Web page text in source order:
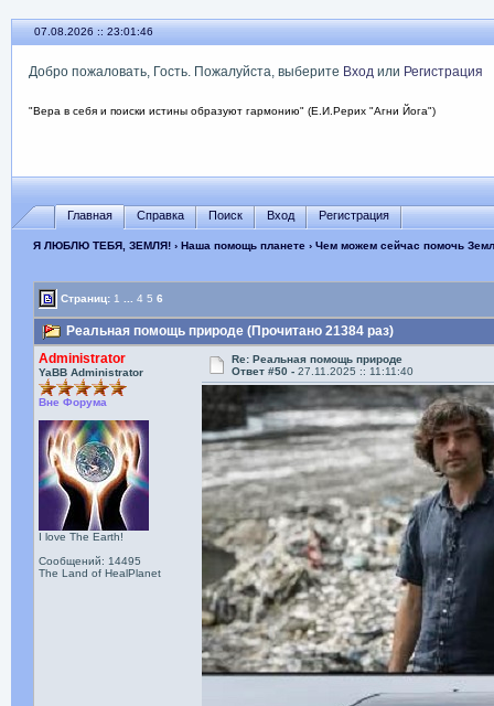
07.08.2026 :: 23:01:48
Добро пожаловать, Гость. Пожалуйста, выберите Входили Регистрация
"Вера в себя и поиски истины образуют гармонию" (Е.И.Рерих "Агни Йога")
Главная Справка Поиск Вход Регистрация
Я ЛЮБЛЮ ТЕБЯ, ЗЕМЛЯ!› Наша помощь планете› Чем можем сейчас помочь
Страниц: 1 4 5 6
Реальная помощь природе (Прочитано 21384 раз)
Administrator
YaBB Administrator
Вне Форума
I love The Earth!
Сообщений: 14495
The Land of HealPlanet
Re: Реальная помощь природе
Ответ #50 -27.11.2025 :: 11:11:40